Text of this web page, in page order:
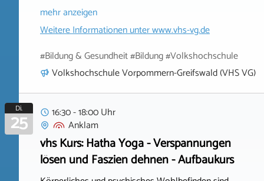
mehr anzeigen
Weitere Informationen unterwww.vhs-vg.de
#Bildung & Gesundheit #Bildung #Volkshochschule
Volkshochschule Vorpommern-Greifswald (VHS VG)
Di.
25
16:30 - 18:00 Uhr
Anklam
vhs Kurs: Hatha Yoga - Verspannungen
lösen und Faszien dehnen - Aufbaukurs